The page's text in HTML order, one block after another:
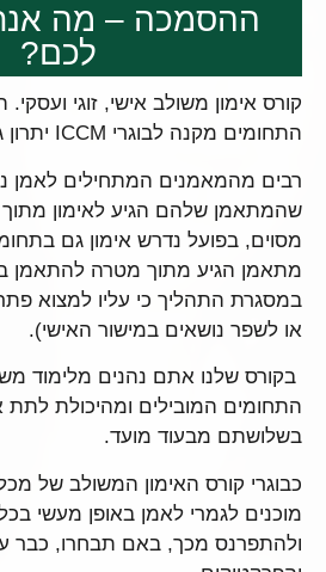
ההסמכה – מה
לכם?
התחומים מקנה לבוגרי ICCM יתרון גדול.
רבים מהמאמנים המתחילים לאמן
שהמתאמן שלהם הגיע לאימון
מסוים, בפועל נדרש אימון גם
מתאמן הגיע מתוך מטרה להתאמן
במסגרת התהליך כי עליו למצוא
או לשפר נושאים במישור האישי).
בקורס שלנו אתם נהנים מלימוד
התחומים המובילים ומהיכולת
בשלושתם מבעוד מועד.
מוכנים לגמרי לאמן באופן מעשי
ולהתפרנס מכך, באם תבחרו, כבר